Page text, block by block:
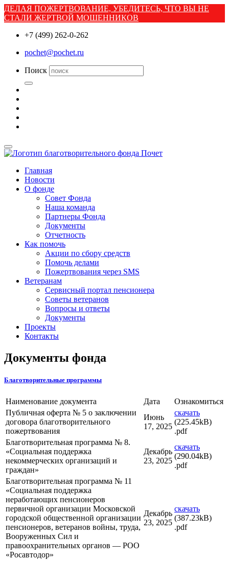
ДЕЛАЯ ПОЖЕРТВОВАНИЕ, УБЕДИТЕСЬ, ЧТО ВЫ НЕ
СТАЛИ ЖЕРТВОЙ МОШЕННИКОВ
+7 (499) 262-0-262
pochet@pochet.ru
Поиск
Главная
Новости
О фонде
Совет Фонда
Наша команда
Партнеры Фонда
Документы
Отчетность
Как помочь
Акции по сбору средств
Помочь делами
Пожертвования через SMS
Ветеранам
Сервисный портал пенсионера
Советы ветеранов
Вопросы и ответы
Документы
Проекты
Контакты
Документы фонда
Благотворительные программы
Наименование документа Дата
Ознакомиться
Публичная оферта № 5 о заключении
договора благотворительного
пожертвования
Июнь
17, 2025
скачать
(225.45kB)
.pdf
Благотворительная программа № 8.
«Социальная поддержка
некоммерческих организаций и
граждан»
Декабрь
23, 2025
скачать
(290.04kB)
.pdf
Благотворительная программа № 11
«Социальная поддержка
неработающих пенсионеров
первичной организации Московской
городской общественной организации
пенсионеров, ветеранов войны, труда,
Вооруженных Сил и
правоохранительных органов — РОО
«Росавтодор»
Декабрь
23, 2025
скачать
(387.23kB)
.pdf